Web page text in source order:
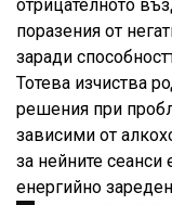
отрицателното
поразения от
заради
Тотева изчиства
решения при
зависими от
за нейните сеанси
енергийно